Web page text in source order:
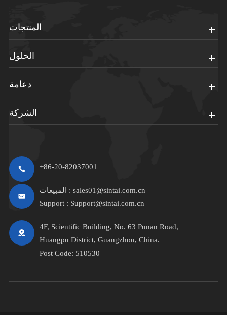
المنتجات
الحلول
دعامة
الشركة
+86-20-82037001
المبيعات : sales01@sintai.com.cn
Support : Support@sintai.com.cn
4F, Scientific Building, No. 63 Punan Road,
Huangpu District, Guangzhou, China.
Post Code: 510530